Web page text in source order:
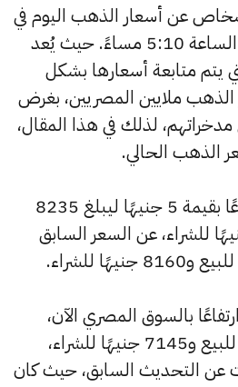
عن أسعار الذهب اليوم في
مصر الجمعة 10 أبريل الساعة 5:10 مساءً. حيث يُعد
يتم متابعة أسعارها بشكل
الذهب ملايين المصريين، بغرض
لذلك في هذا المقال،
الذهب الحالي.
شهد سعر عيار 24 ارتفاعًا بقيمة 5 جنيهًا ليبلغ 8235
للبيع و8165 جنيهًا للشراء، عن السعر السابق
كما شهد سعر عيار 21 ارتفاعًا بالسوق المصري الآن،
حيث بلغ 7205 جنيهًا للبيع و7145 جنيهًا للشراء،
5 جنيهات عن التحديث السابق، حيث كان